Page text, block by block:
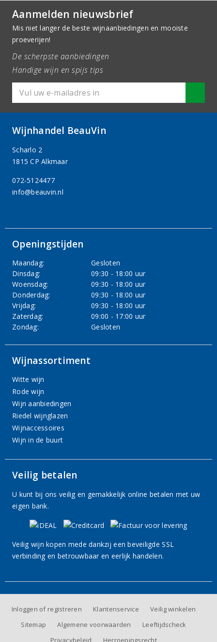
Aanmelden nieuwsbrief
Mis niet langer de beste wijnaanbiedingen en mooiste
proeverijen!
De scherpste aanbiedingen
Handige wijn en spijs tips
Wijnhandel BeauVin
Scharlo 2
1815 CP Alkmaar
072-5124477
info@beauvin.nl
Openingstijden
Maandag:
Gesloten
Dinsdag:
09:30 - 18:00 uur
Woensdag:
09:30 - 18:00 uur
Donderdag:
09:30 - 18:00 uur
Vrijdag:
09:30 - 18:00 uur
Zaterdag:
09:00 - 17:00 uur
Zondag:
Gesloten
Wijnassortiment
Witte wijn
Rode wijn
Wijn aanbiedingen
Riedel wijnglazen
Wijnaccessoires
Wijn in de buurt
Veilig betalen
U kunt bij ons veilig en gemakkelijk online betalen met uw
eigen bank.
Veilig wijn kopen mede dankzij een beveiligde SSL
verbinding en betrouwbaar en eerlijk handelen.
Inloggen of registreren Klantenservice
Veilig winkelen
Sitemap
Algemene voorwaarden
Leeftijdscheck
Privacybeleid
Herroepingsrecht